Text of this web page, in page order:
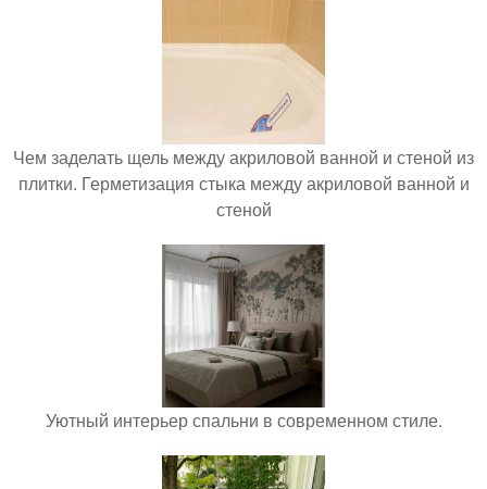
Чем заделать щель между акриловой ванной и стеной из
плитки. Герметизация стыка между акриловой ванной и
стеной
Уютный интерьер спальни в современном стиле.